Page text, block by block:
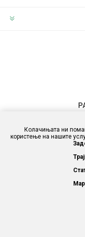
Колачињата ни
користење на нашите